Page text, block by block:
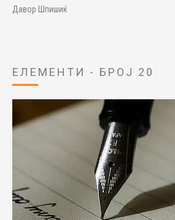
Давор Шпишиќ
ЕЛЕМЕНТИ - БРОЈ 20